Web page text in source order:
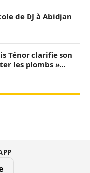
de DJ à Abidjan
Ténor clarifie son
les plombs »